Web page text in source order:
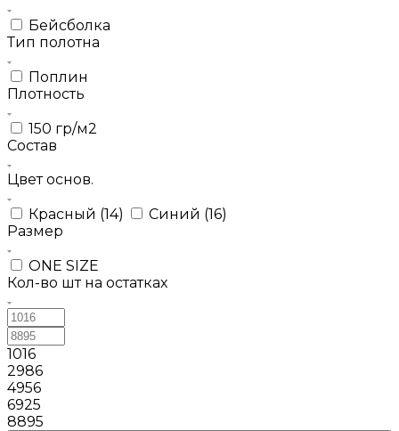
Бейсболка
Тип полотна
Поплин
Плотность
150 гр/м2
Состав
Цвет основ.
Красный (14)
Синий (16)
Размер
ONE SIZE
Кол-во шт на остатках
1016
2986
4956
6925
8895